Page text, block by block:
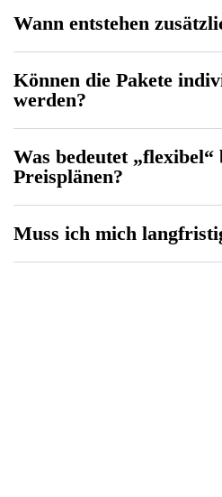
Wann entstehen
Können die Pakete
werden?
Was bedeutet „flexibel“
Preisplänen?
Muss ich mich